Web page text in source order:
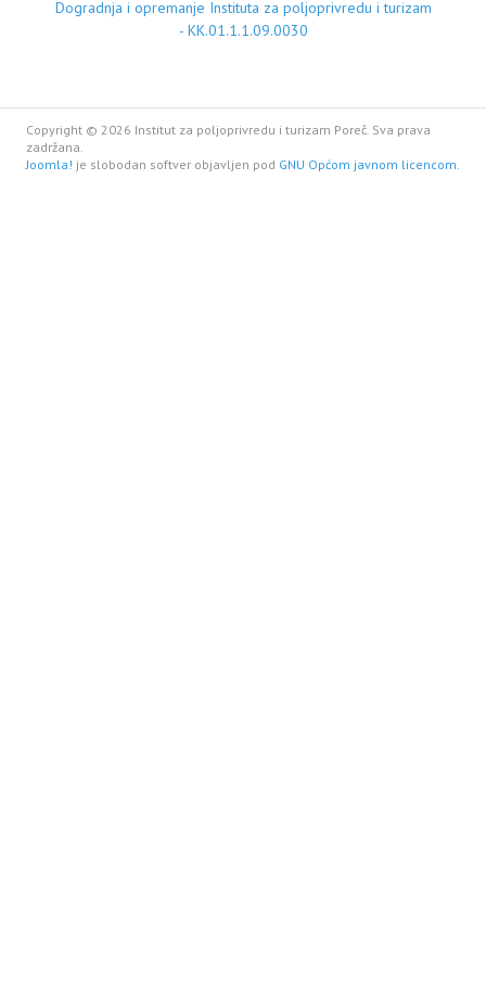
Dogradnja i opremanje Instituta za poljoprivredu i turizam
- KK.01.1.1.09.0030
Copyright © 2026 Institut za poljoprivredu i turizam Poreč. Sva prava
zadržana.
Joomla! je slobodan softver objavljen pod GNU Općom javnom licencom.